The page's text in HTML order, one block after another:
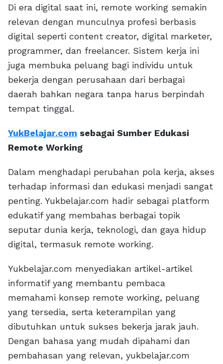
Di era digital saat ini, remote working semakin
relevan dengan munculnya profesi berbasis
digital seperti content creator, digital marketer,
programmer, dan freelancer. Sistem kerja ini
juga membuka peluang bagi individu untuk
bekerja dengan perusahaan dari berbagai
daerah bahkan negara tanpa harus berpindah
tempat tinggal.
YukBelajar.com sebagai Sumber Edukasi
Remote Working
Dalam menghadapi perubahan pola kerja, akses
terhadap informasi dan edukasi menjadi sangat
penting. Yukbelajar.com hadir sebagai platform
edukatif yang membahas berbagai topik
seputar dunia kerja, teknologi, dan gaya hidup
digital, termasuk remote working.
Yukbelajar.com menyediakan artikel-artikel
informatif yang membantu pembaca
memahami konsep remote working, peluang
yang tersedia, serta keterampilan yang
dibutuhkan untuk sukses bekerja jarak jauh.
Dengan bahasa yang mudah dipahami dan
pembahasan yang relevan, yukbelajar.com